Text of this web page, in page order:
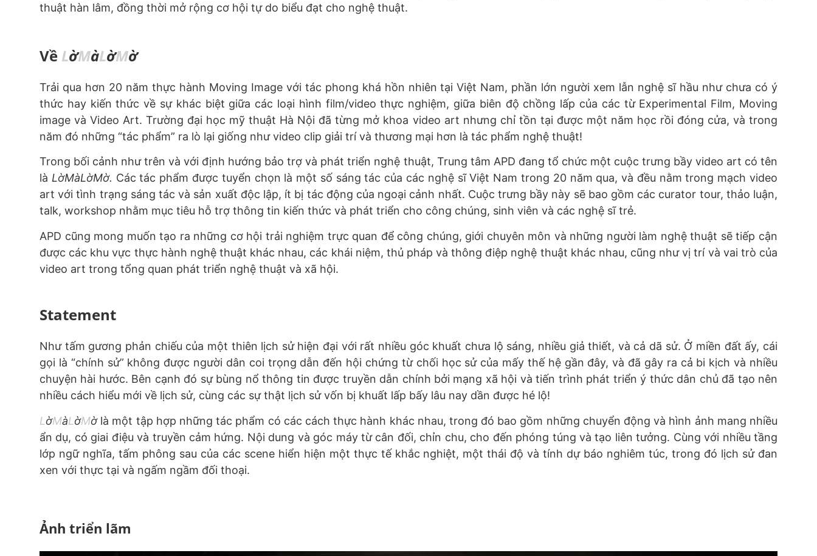
thuật hàn lâm, đồng thời mở rộng cơ hội tự do biểu đạt cho nghệ thuật.
Về LờMàLờMờ
Trải qua hơn 20 năm thực hành Moving Image với tác phong khá hồn nhiên tại Việt Nam, phần lớn người xem lẫn nghệ sĩ hầu như chưa có ý
thức hay kiến thức về sự khác biệt giữa các loại hình film/video thực nghiệm, giữa biên độ chồng lấp của các từ Experimental Film, Moving
image và Video Art. Trường đại học mỹ thuật Hà Nội đã từng mở khoa video art nhưng chỉ tồn tại được một năm học rồi đóng cửa, và trong
năm đó những “tác phẩm” ra lò lại giống như video clip giải trí và thương mại hơn là tác phẩm nghệ thuật!
Trong bối cảnh như trên và với định hướng bảo trợ và phát triển nghệ thuật, Trung tâm APD đang tổ chức một cuộc trưng bầy video art có tên
là LờMàLờMờ. Các tác phẩm được tuyển chọn là một số sáng tác của các nghệ sĩ Việt Nam trong 20 năm qua, và đều nằm trong mạch video
art với tình trạng sáng tác và sản xuất độc lập, ít bị tác động của ngoại cảnh nhất. Cuộc trưng bầy này sẽ bao gồm các curator tour, thảo luận,
talk, workshop nhằm mục tiêu hỗ trợ thông tin kiến thức và phát triển cho công chúng, sinh viên và các nghệ sĩ trẻ.
APD cũng mong muốn tạo ra những cơ hội trải nghiệm trực quan để công chúng, giới chuyên môn và những người làm nghệ thuật sẽ tiếp cận
được các khu vực thực hành nghệ thuật khác nhau, các khái niệm, thủ pháp và thông điệp nghệ thuật khác nhau, cũng như vị trí và vai trò của
video art trong tổng quan phát triển nghệ thuật và xã hội.
Statement
Như tấm gương phản chiếu của một thiên lịch sử hiện đại với rất nhiều góc khuất chưa lộ sáng, nhiều giả thiết, và cả dã sử. Ở miền đất ấy, cái
gọi là “chính sử” không được người dân coi trọng dẫn đến hội chứng từ chối học sử của mấy thế hệ gần đây, và đã gây ra cả bi kịch và nhiều
chuyện hài hước. Bên cạnh đó sự bùng nổ thông tin được truyền dẫn chính bởi mạng xã hội và tiến trình phát triển ý thức dân chủ đã tạo nên
nhiều cách hiểu mới về lịch sử, cùng các sự thật lịch sử vốn bị khuất lấp bấy lâu nay dần được hé lộ!
LờMàLờMờlà một tập hợp những tác phẩm có các cách thực hành khác nhau, trong đó bao gồm những chuyển động và hình ảnh mang nhiều
ẩn dụ, có giai điệu và truyền cảm hứng. Nội dung và góc máy từ cân đối, chỉn chu, cho đến phóng túng và tạo liên tưởng. Cùng với nhiều tầng
lớp ngữ nghĩa, tấm phông sau của các scene hiển hiện một thực tế khắc nghiệt, một thái độ và tính dự báo nghiêm túc, trong đó lịch sử đan
xen với thực tại và ngấm ngầm đối thoại.
Ảnh triển lãm